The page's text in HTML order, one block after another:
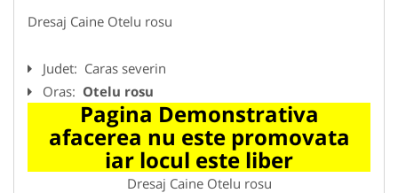
Dresaj Caine Otelu rosu
Judet: Caras severin
Oras: Otelu rosu
Pagina Demonstrativa
afacerea nu este promovata
iar locul este liber
Dresaj Caine Otelu rosu